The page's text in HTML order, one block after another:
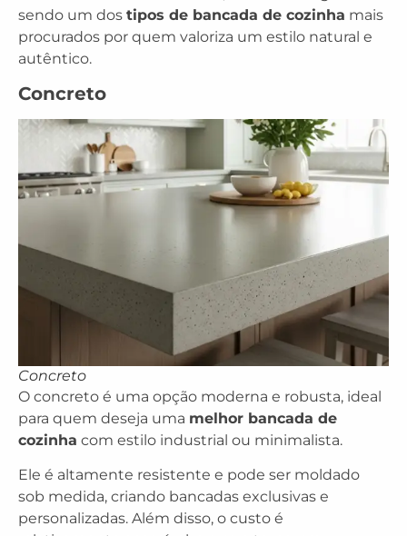
sendo um dos tipos de bancada de cozinha mais
procurados por quem valoriza um estilo natural e
autêntico.
Concreto
Concreto
O concreto é uma opção moderna e robusta, ideal
para quem deseja uma melhor bancada de
cozinha com estilo industrial ou minimalista.
Ele é altamente resistente e pode ser moldado
sob medida, criando bancadas exclusivas e
personalizadas. Além disso, o custo é